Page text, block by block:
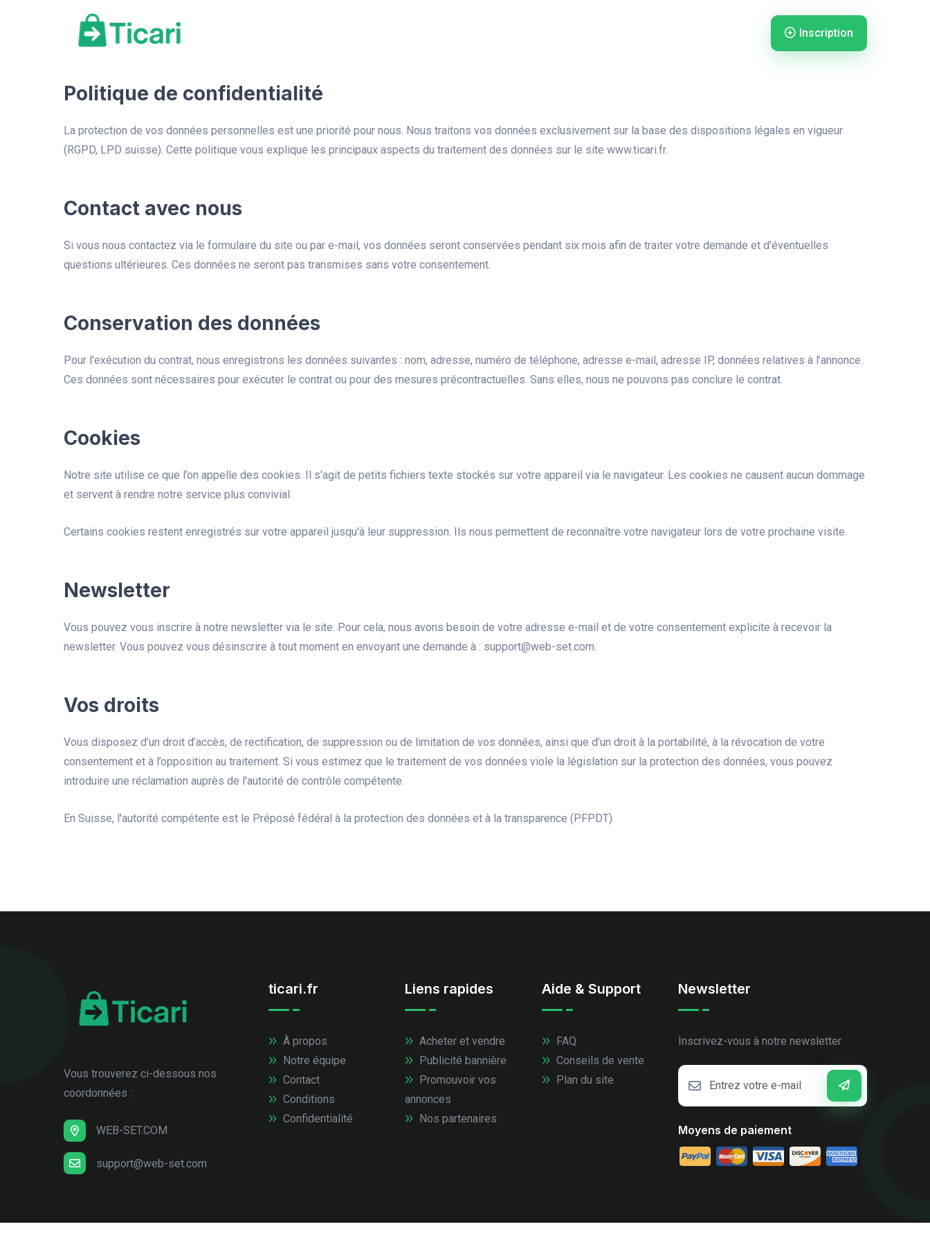
Inscription
Politique de confidentialité
La protection de vos données personnelles est une priorité pour nous. Nous traitons vos données exclusivement sur la base des dispositions légales en vigueur
(RGPD, LPD suisse). Cette politique vous explique les principaux aspects du traitement des données sur le site www.ticari.fr.
Contact avec nous
Si vous nous contactez via le formulaire du site ou par e-mail, vos données seront conservées pendant six mois afin de traiter votre demande et d'éventuelles
questions ultérieures. Ces données ne seront pas transmises sans votre consentement.
Conservation des données
Pour l'exécution du contrat, nous enregistrons les données suivantes : nom, adresse, numéro de téléphone, adresse e-mail, adresse IP, données relatives à l’annonce.
Ces données sont nécessaires pour exécuter le contrat ou pour des mesures précontractuelles. Sans elles, nous ne pouvons pas conclure le contrat.
Cookies
Notre site utilise ce que l’on appelle des cookies. Il s’agit de petits fichiers texte stockés sur votre appareil via le navigateur. Les cookies ne causent aucun dommage
et servent à rendre notre service plus convivial.
Certains cookies restent enregistrés sur votre appareil jusqu'à leur suppression. Ils nous permettent de reconnaître votre navigateur lors de votre prochaine visite.
Newsletter
Vous pouvez vous inscrire à notre newsletter via le site. Pour cela, nous avons besoin de votre adresse e-mail et de votre consentement explicite à recevoir la
newsletter. Vous pouvez vous désinscrire à tout moment en envoyant une demande à : support@web-set.com.
Vos droits
Vous disposez d’un droit d’accès, de rectification, de suppression ou de limitation de vos données, ainsi que d’un droit à la portabilité, à la révocation de votre
consentement et à l’opposition au traitement. Si vous estimez que le traitement de vos données viole la législation sur la protection des données, vous pouvez
introduire une réclamation auprès de l'autorité de contrôle compétente.
En Suisse, l'autorité compétente est le Préposé fédéral à la protection des données et à la transparence (PFPDT).
Vous trouverez ci-dessous nos
coordonnées :
WEB-SET.COM
support@web-set.com
ticari.fr
À propos
Notre équipe
Contact
Conditions
Confidentialité
Liens rapides
Acheter et vendre
Publicité bannière
Promouvoir vos
annonces
Nos partenaires
Aide & Support
FAQ
Conseils de vente
Plan du site
Newsletter
Inscrivez-vous à notre newsletter
Moyens de paiement